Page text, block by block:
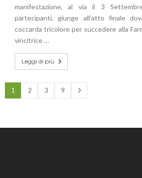
manifestazione, al via il 3
partecipanti, giunge all’atto finale
coccarda tricolore per succedere alla
vincitrice …
Leggi di più
1 2 3 9